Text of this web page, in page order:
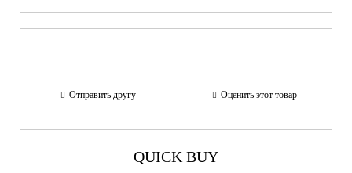
Отправить другу Оценить этот товар
QUICK BUY